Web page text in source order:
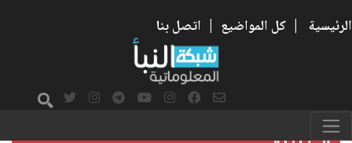
الرئيسية | كل المواضيع | اتصل بنا